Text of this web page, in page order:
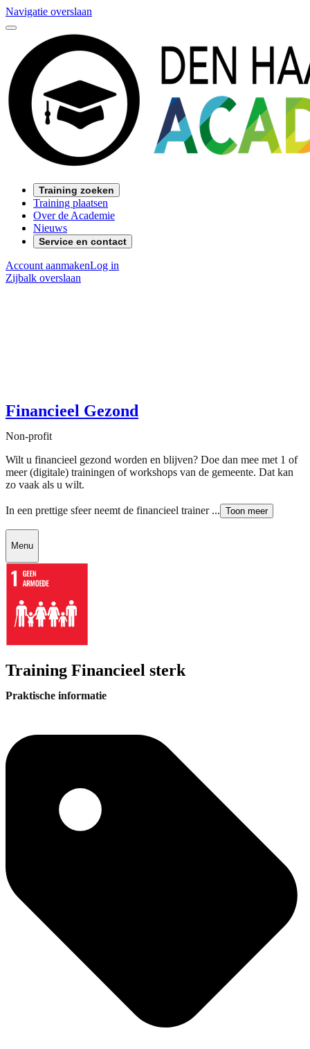
Navigatie overslaan
Training zoeken
Training plaatsen
Over de Academie
Nieuws
Service en contact
Account aanmakenLog in
Zijbalk overslaan
Financieel Gezond
Non-profit
Wilt u financieel gezond worden en blijven? Doe dan mee met 1 of
meer (digitale) trainingen of workshops van de gemeente. Dat kan
zo vaak als u wilt.
In een prettige sfeer neemt de financieel trainer ... Toon meer
Menu
Training Financieel sterk
Praktische informatie